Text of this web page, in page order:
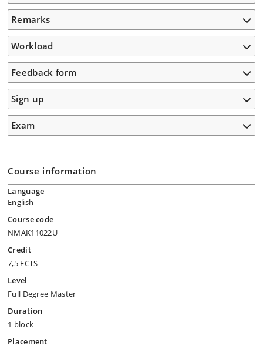
Remarks
Workload
Feedback form
Sign up
Exam
Course information
Language
English
Course code
NMAK11022U
Credit
7,5 ECTS
Level
Full Degree Master
Duration
1 block
Placement